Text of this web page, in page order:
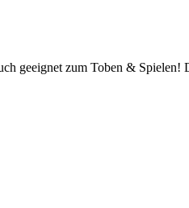
geeignet zum Toben & Spielen!